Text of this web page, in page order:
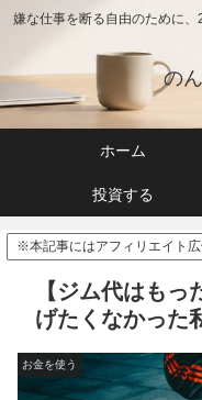
嫌な仕事を断る自由のために、
の
ホーム
投資する
※本記事にはアフィリエイト広
【ジム代はも
げたくなかった
お金を使う